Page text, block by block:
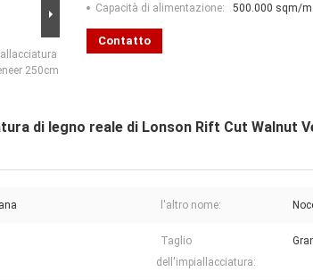
250cm
Capacità di alimentazione:
500.000 sqm/
Contatto
di legno reale di Lonson Rift Cut Walnut
l'altro nome:
Taglio
dell'impiallacciatura: